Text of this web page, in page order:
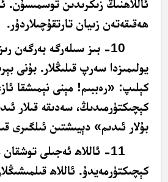
ئاللاھنىڭ زىكرىدىن توسمىسۇن.
ھەقىقەتەن زىيان تارتقۇچىلاردۇر.
10- بىز سىلەرگە بەرگەن
يولىمىزدا سەرپ قىلىڭلار. بۇنى
كېلىپ: «رەببىم! مېنى نېمىشقا
كېچىكتۈرمىدىڭ، سەدىقە قىلار
بۇلار ئىدىم» دېيىشتىن ئىلگىرى
11- ئاللاھ ئەجىلى
كېچىكتۈرمەيدۇ. ئاللاھ